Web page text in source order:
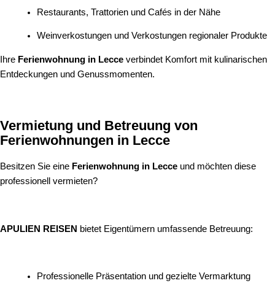
Restaurants, Trattorien und Cafés in der Nähe
Weinverkostungen und Verkostungen regionaler Produkte
Ihre Ferienwohnung in Lecce verbindet Komfort mit kulinarischen
Entdeckungen und Genussmomenten.
Vermietung und Betreuung von
Ferienwohnungen in Lecce
Besitzen Sie eine Ferienwohnung in Lecce und möchten diese
professionell vermieten?
APULIEN REISEN bietet Eigentümern umfassende Betreuung:
Professionelle Präsentation und gezielte Vermarktung